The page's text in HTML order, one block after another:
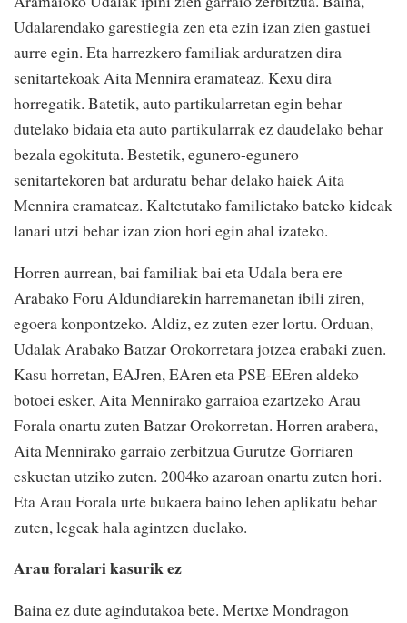
Udalarendako garestiegia zen eta ezin izan zien gastuei
aurre egin. Eta harrezkero familiak arduratzen dira
senitartekoak Aita Mennira eramateaz. Kexu dira
horregatik. Batetik, auto partikularretan egin behar
dutelako bidaia eta auto partikularrak ez daudelako behar
bezala egokituta. Bestetik, egunero-egunero
senitartekoren bat arduratu behar delako haiek Aita
Mennira eramateaz. Kaltetutako familietako bateko kideak
lanari utzi behar izan zion hori egin ahal izateko.
Horren aurrean, bai familiak bai eta Udala bera ere
Arabako Foru Aldundiarekin harremanetan ibili ziren,
egoera konpontzeko. Aldiz, ez zuten ezer lortu. Orduan,
Udalak Arabako Batzar Orokorretara jotzea erabaki zuen.
Kasu horretan, EAJren, EAren eta PSE-EEren aldeko
botoei esker, Aita Mennirako garraioa ezartzeko Arau
Forala onartu zuten Batzar Orokorretan. Horren arabera,
Aita Mennirako garraio zerbitzua Gurutze Gorriaren
eskuetan utziko zuten. 2004ko azaroan onartu zuten hori.
Eta Arau Forala urte bukaera baino lehen aplikatu behar
zuten, legeak hala agintzen duelako.
Arau foralari kasurik ez
Baina ez dute agindutakoa bete. Mertxe Mondragon